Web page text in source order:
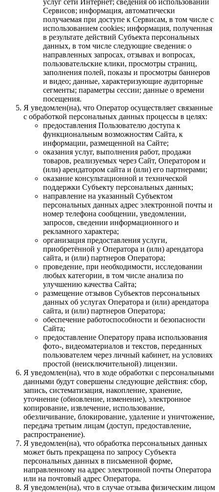
Сервисов; информация, автоматически
получаемая при доступе к Сервисам, в том числе с
использованием cookies; информация, полученная
в результате действий Субъекта персональных
данных, в том числе следующие сведения: о
направленных запросах, отзывах и вопросах,
пользовательские клики, просмотры страниц,
заполнения полей, показы и просмотры баннеров
и видео; данные, характеризующие аудиторные
сегменты; параметры сессии; данные о времени
посещения.
Я уведомлен(на), что Оператор осуществляет связанные
с обработкой персональных данных процессы в целях:
предоставления Пользователю доступа к
функциональным возможностям Сайта, к
информации, размещенной на Сайте;
оказания услуг, выполнения работ, продажи
товаров, реализуемых через Сайт, Оператором и
(или) арендатором сайта и (или) его партнерами;
оказание консультационной и технической
поддержки Субъекту персональных данных;
направление на указанный Субъектом
персональных данных адрес электронной почты и
номер телефона сообщении, уведомлении,
запросов, сведении информационного и
рекламного характера;
организация предоставления услуги,
приобретённой у Оператора и (или) арендатора
сайта, и (или) партнеров Оператора;
проведение, при необходимости, исследовании
любых категории, в том числе анализа по
улучшению качества Сайта;
размещение отзывов Субъектов персональных
данных об услугах Оператора и (или) арендатора
сайта, и (или) партнеров Оператора;
обеспечение работоспособности и безопасности
Сайта;
предоставление Оператору права использования
фото-, видеоматериалов и текстов, переданных
пользователем через личный кабинет, на условиях
простой (неисключительной) лицензии.
Я уведомлен(на), что в ходе обработки с персональными
данными будут совершены следующие действия: сбор,
запись, систематизация, накопление, хранение,
уточнение (обновление, изменение), электронное
копирование, извлечение, использование,
обезличивание, блокирование, удаление и уничтожение,
передача третьим лицам (доступ, предоставление,
распространение).
Я уведомлен(на), что обработка персональных данных
может быть прекращена по запросу Субъекта
персональных данных в письменной форме,
направленному на адрес электронной почты Оператора
или на почтовый адрес Оператора.
Я уведомлен(на), что в случае отзыва физическим лицом